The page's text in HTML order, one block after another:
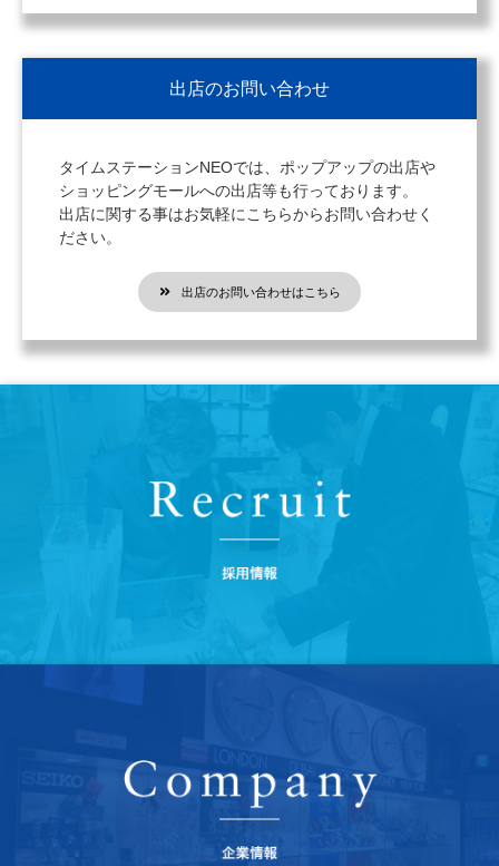
出店のお問い合わせ
タイムステーションNEOでは、ポップアップの出店や
ショッピングモールへの出店等も行っております。
出店に関する事はお気軽にこちらからお問い合わせく
ださい。
出店のお問い合わせはこちら